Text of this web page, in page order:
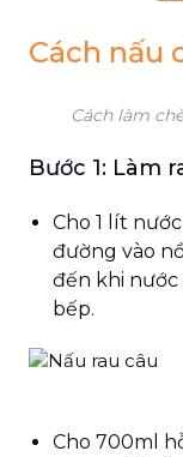
Cách nấu
Cách làm
Bước 1: Làm
Cho 1 lít
đường vào
đến khi
bếp.
Cho 700ml